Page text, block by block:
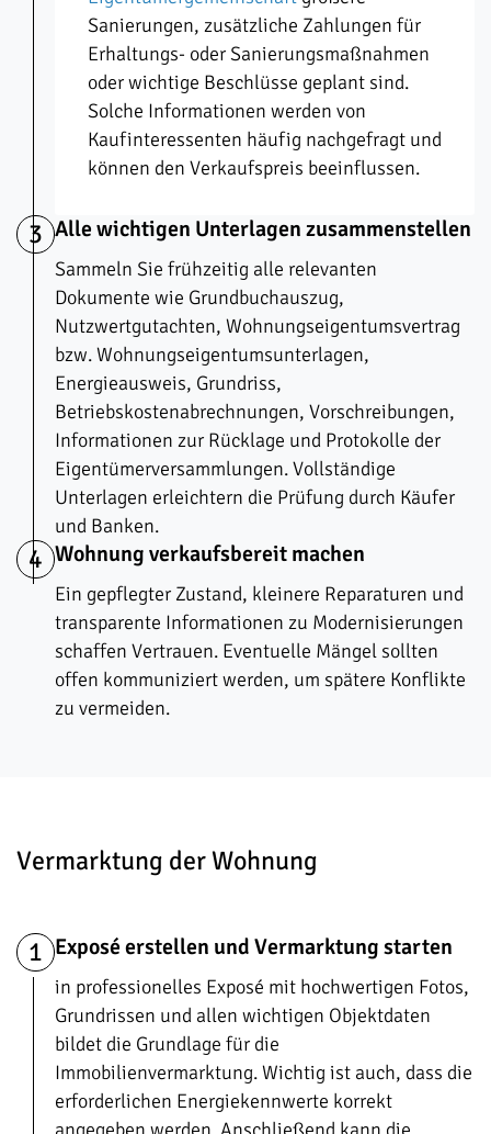
Sanierungen, zusätzliche Zahlungen für
Erhaltungs- oder Sanierungsmaßnahmen
oder wichtige Beschlüsse geplant sind.
Solche Informationen werden von
Kaufinteressenten häufig nachgefragt und
können den Verkaufspreis beeinflussen.
3 Alle wichtigen Unterlagen zusammenstellen
Sammeln Sie frühzeitig alle relevanten
Dokumente wie Grundbuchauszug,
Nutzwertgutachten, Wohnungseigentumsvertrag
bzw. Wohnungseigentumsunterlagen,
Energieausweis, Grundriss,
Betriebskostenabrechnungen, Vorschreibungen,
Informationen zur Rücklage und Protokolle der
Eigentümerversammlungen. Vollständige
Unterlagen erleichtern die Prüfung durch Käufer
und Banken.
4 Wohnung verkaufsbereit machen
Ein gepflegter Zustand, kleinere Reparaturen und
transparente Informationen zu Modernisierungen
schaffen Vertrauen. Eventuelle Mängel sollten
offen kommuniziert werden, um spätere Konflikte
zu vermeiden.
Vermarktung der Wohnung
1 Exposé erstellen und Vermarktung starten
in professionelles Exposé mit hochwertigen Fotos,
Grundrissen und allen wichtigen Objektdaten
bildet die Grundlage für die
Immobilienvermarktung. Wichtig ist auch, dass die
erforderlichen Energiekennwerte korrekt